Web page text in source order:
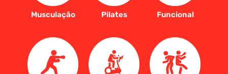
Musculação Pilates Funcional